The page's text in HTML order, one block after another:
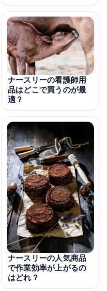
ナースリーの看護師用
品はどこで買うのが最
適？
ナースリーの人気商品
で作業効率が上がるの
はどれ？